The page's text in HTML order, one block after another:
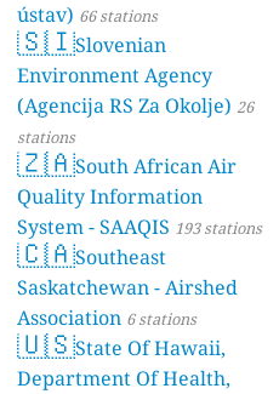
ústav) 66 stations
🇸🇮Slovenian
Environment Agency
(Agencija RS Za Okolje) 26
stations
🇿🇦South African Air
Quality Information
System - SAAQIS 193 stations
🇨🇦Southeast
Saskatchewan - Airshed
Association 6 stations
🇺🇸State Of Hawaii,
Department Of Health,